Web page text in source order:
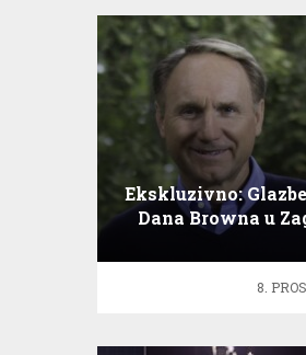
Ekskluzivno:
Dana Browna u
8.